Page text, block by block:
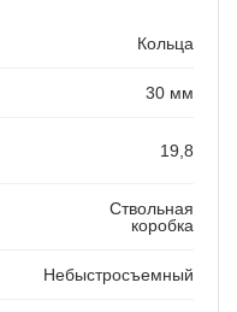
Кольца
30 мм
19,8
Ствольная
коробка
Небыстросъемный